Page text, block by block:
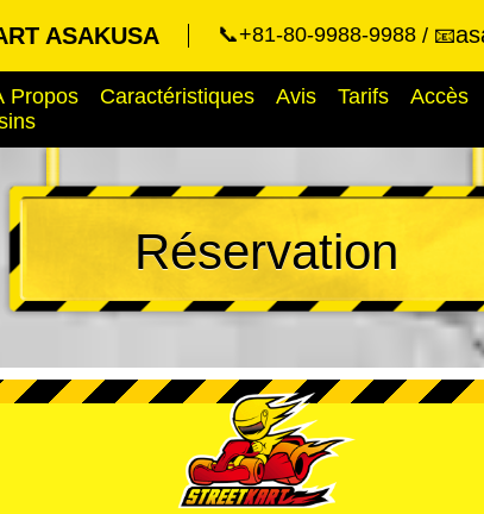
ASAKUSA 📞+81-80-9988-9988 📧
Propos Caractéristiques Avis Tarifs Accès
Réservation